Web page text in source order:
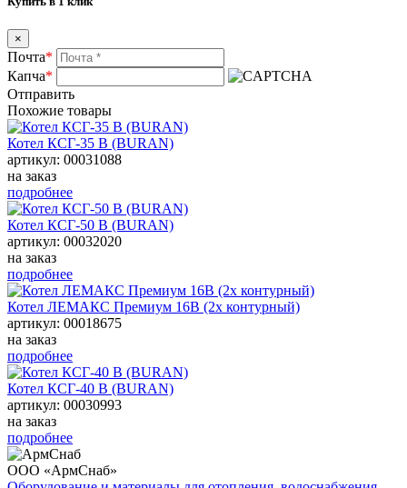
×
Почта*
Капча*
Отправить
Похожие товары
Котел КСГ-35 В (BURAN)
артикул: 00031088
на заказ
подробнее
Котел КСГ-50 В (BURAN)
артикул: 00032020
на заказ
подробнее
Котел ЛЕМАКС Премиум 16В (2х контурный)
артикул: 00018675
на заказ
подробнее
Котел КСГ-40 В (BURAN)
артикул: 00030993
на заказ
подробнее
ООО «АрмСнаб»